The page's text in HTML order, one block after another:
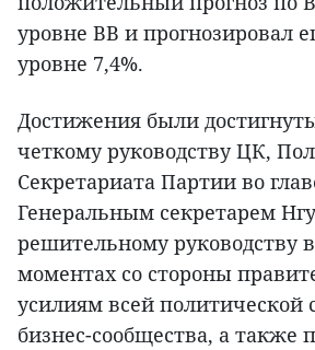
уровне BB и прогнозировал
уровне 7,4%.
Достижения были
четкому руководству ЦК,
Секретариата Партии во
Генеральным секретарем
решительному руководству
моментах со стороны
усилиям всей политической
бизнес-сообщества, а также